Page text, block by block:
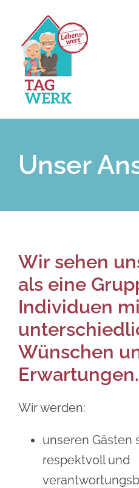
springen
Unser
Wir sehen
als eine
Individuen
Wünschen
Erwartungen.
Wir werden:
unseren Gästen
respektvoll und